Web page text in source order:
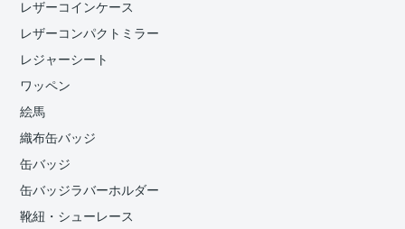
レザーコインケース
レザーコンパクトミラー
レジャーシート
ワッペン
絵馬
織布缶バッジ
缶バッジ
缶バッジラバーホルダー
靴紐・シューレース